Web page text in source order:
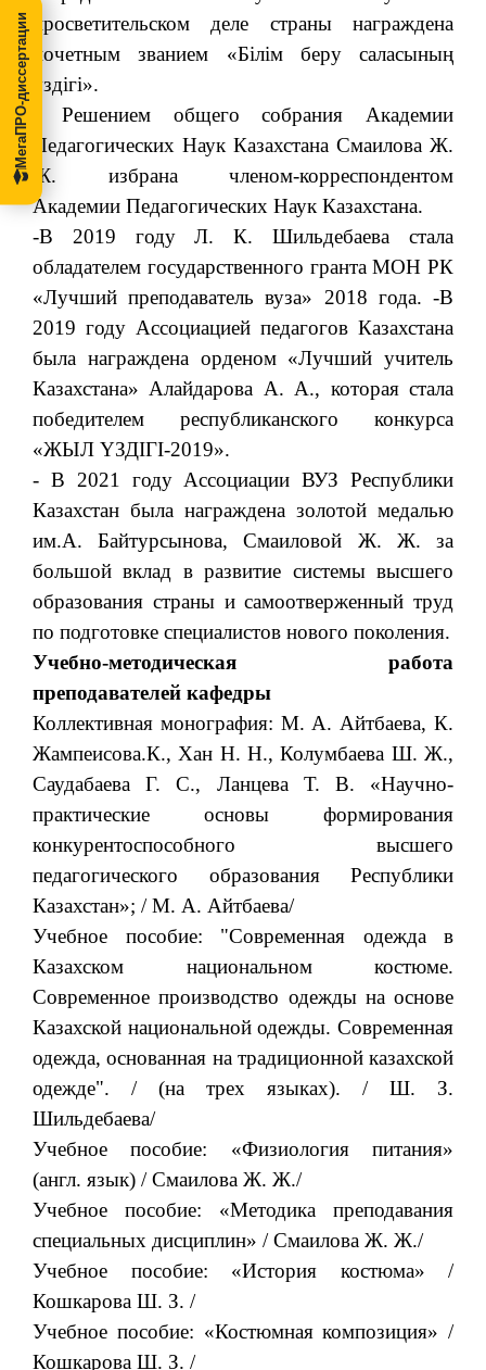
просветительском деле страны награждена
почетным званием «Білім беру саласының
үздігі».
- Решением общего собрания Академии
Педагогических Наук Казахстана Смаилова Ж.
Ж. избрана членом-корреспондентом
Академии Педагогических Наук Казахстана.
-В 2019 году Л. К. Шильдебаева стала
обладателем государственного гранта МОН РК
«Лучший преподаватель вуза» 2018 года. -В
2019 году Ассоциацией педагогов Казахстана
была награждена орденом «Лучший учитель
Казахстана» Алайдарова А. А., которая стала
победителем республиканского конкурса
«ЖЫЛ ҮЗДІГІ-2019».
- В 2021 году Ассоциации ВУЗ Республики
Казахстан была награждена золотой медалью
им.А. Байтурсынова, Смаиловой Ж. Ж. за
большой вклад в развитие системы высшего
образования страны и самоотверженный труд
по подготовке специалистов нового поколения.
Учебно-методическая работа
преподавателей кафедры
Коллективная монография: М. А. Айтбаева, К.
Жампеисова.К., Хан Н. Н., Колумбаева Ш. Ж.,
Саудабаева Г. С., Ланцева Т. В. «Научно-
практические основы формирования
конкурентоспособного высшего
педагогического образования Республики
Казахстан»; / М. А. Айтбаева/
Учебное пособие: "Современная одежда в
Казахском национальном костюме.
Современное производство одежды на основе
Казахской национальной одежды. Современная
одежда, основанная на традиционной казахской
одежде". / (на трех языках). / Ш. З.
Шильдебаева/
Учебное пособие: «Физиология питания»
(англ. язык) / Смаилова Ж. Ж./
Учебное пособие: «Методика преподавания
специальных дисциплин» / Смаилова Ж. Ж./
Учебное пособие: «История костюма» /
Кошкарова Ш. З. /
Учебное пособие: «Костюмная композиция» /
Кошкарова Ш. З. /
МегаПРО-диссертации